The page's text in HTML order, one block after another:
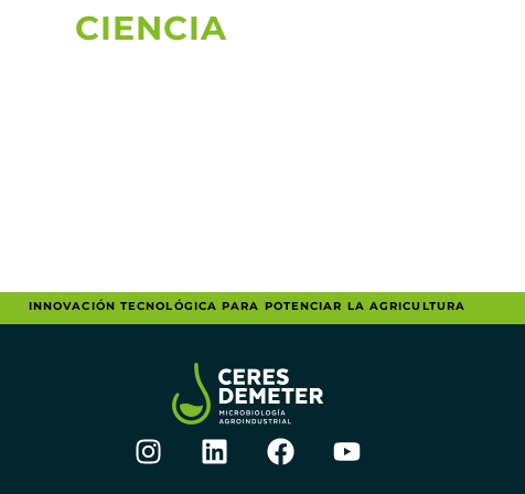
SUELOCERES DEMETER
INNOVACIÓN TECNOLÓGICA PARA POTENCIAR LA AGRICULTURA